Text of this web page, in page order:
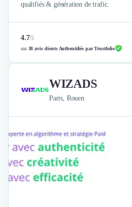
qualifiés & génération de trafic.
4.7/5
sur38 avis clients Authentifiés par Trustfolio
WIZADS
Paris, Rouen